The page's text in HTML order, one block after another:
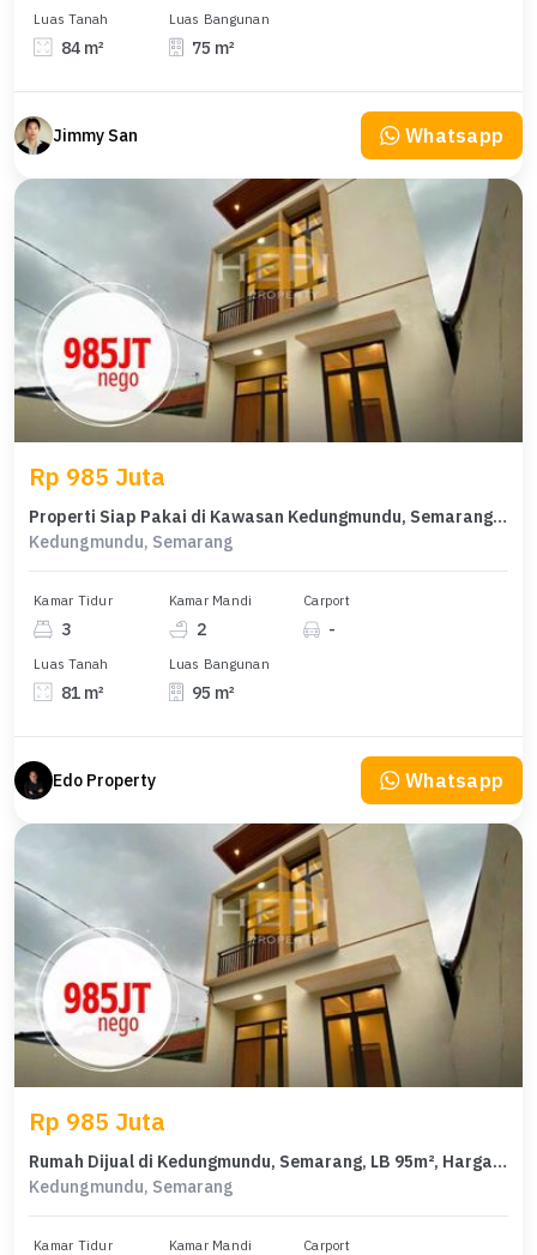
Luas Tanah
84 m²
Luas Bangunan
75 m²
Jimmy San Whatsapp
Rp 985 Juta
Properti Siap Pakai di Kawasan Kedungmundu, Semarang, LT 81m²
Kedungmundu, Semarang
Kamar Tidur
3
Kamar Mandi
2
Carport
-
Luas Tanah
81 m²
Luas Bangunan
95 m²
Edo Property Whatsapp
Rp 985 Juta
Rumah Dijual di Kedungmundu, Semarang, LB 95m², Harga Terbaik!
Kedungmundu, Semarang
Kamar Tidur Kamar Mandi Carport